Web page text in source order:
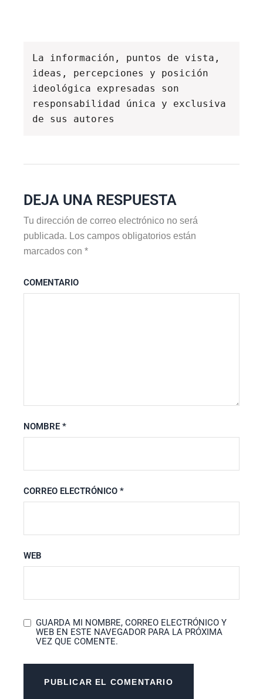
La información, puntos de vista,
ideas, percepciones y posición
ideológica expresadas son
responsabilidad única y exclusiva
de sus autores
DEJA UNA RESPUESTA
Tu dirección de correo electrónico no será
publicada. Los campos obligatorios están
marcados con*
COMENTARIO
NOMBRE*
CORREO ELECTRÓNICO*
WEB
GUARDA MI NOMBRE, CORREO ELECTRÓNICO Y
WEB EN ESTE NAVEGADOR PARA LA PRÓXIMA
VEZ QUE COMENTE.
PUBLICAR EL COMENTARIO